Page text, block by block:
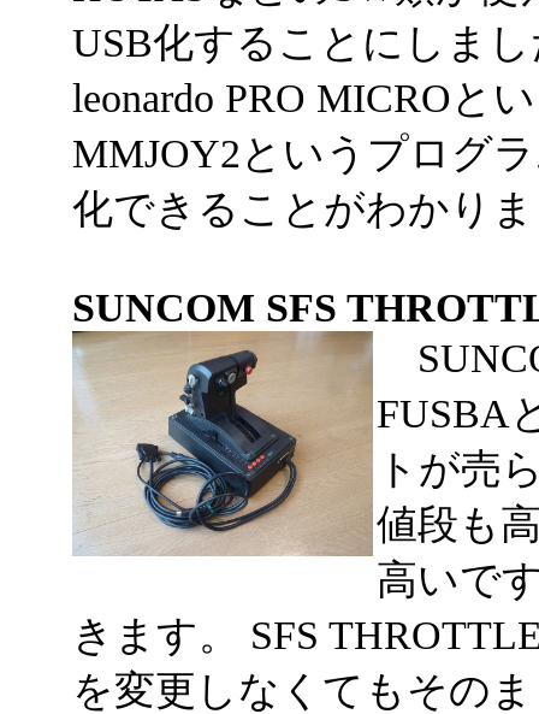
USB化することにしま
leonardo PRO MICROと
MMJOY2というプログ
化できることがわかり
SUNCOM SFS
FUSBA
トが売
値段も
高いで
きます。 SFS
を変更しなくてもその